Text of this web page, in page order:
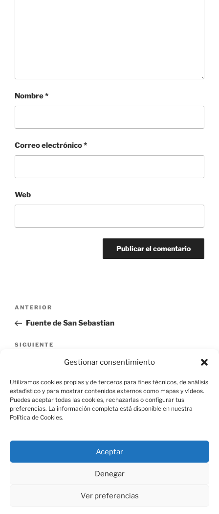
Gestionar consentimiento
Utilizamos cookies propias y de terceros para fines técnicos, de análisis
estadístico y para mostrar contenidos externos como mapas y vídeos.
Puedes aceptar todas las cookies, rechazarlas o configurar tus
preferencias. La información completa está disponible en nuestra
Política de Cookies.
Aceptar
Denegar
Ver preferencias
Nombre*
Correo electrónico*
Web
Navegación
entradas
Entrada
anterior:
ANTERIOR
Fuente de San Sebastian
Siguiente
SIGUIENTE
Azud primero, Embalse de las Lagunas I